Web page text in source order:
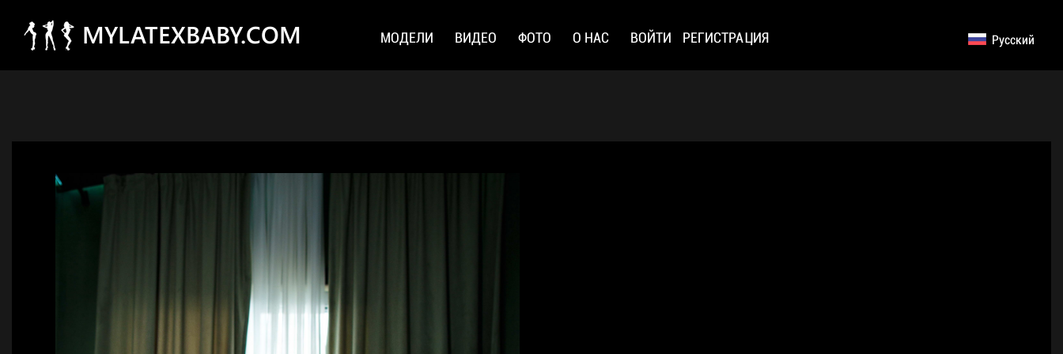
MYLATEXBABY.COM МОДЕЛИ ВИДЕО ФОТО О НАС ВОЙТИ РЕГИСТРАЦИЯ
Русский